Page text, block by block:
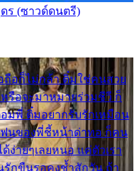
ร (ซาวด์ดนตรี)
ถือก็ไม่กล้า ติ๋มใช่คนสวย
รือจะมาหมายร่วมชีวี ก็
มพี่ ติ๋มอยากรับรักเหมือน
นของพี่ชี้หน้าด่าทอ ก็คน
ง่ายๆเลยหนอ แค่ตัวเรา
กขืนรอคงช้ำสักวัน ถ้า